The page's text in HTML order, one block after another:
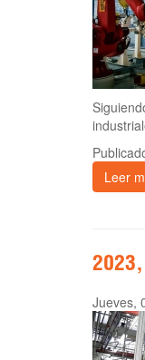
Leer
Jueves,